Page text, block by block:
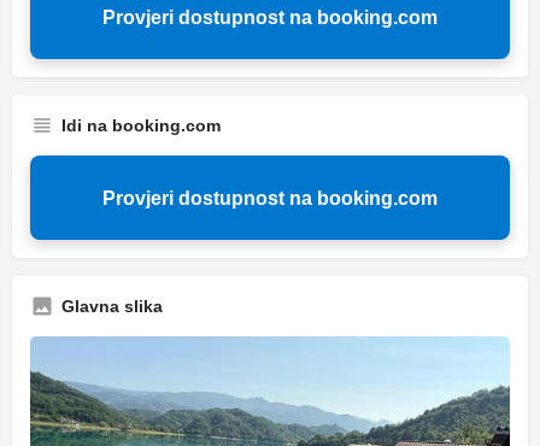
Provjeri dostupnost na booking.com
Idi na booking.com
Provjeri dostupnost na booking.com
Glavna slika